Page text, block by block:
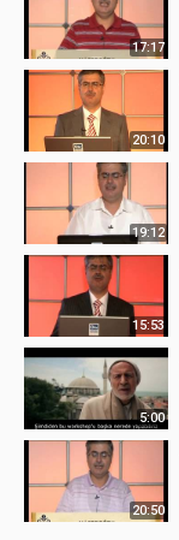
17:17
20:10
19:12
15:53
5:00
20:50